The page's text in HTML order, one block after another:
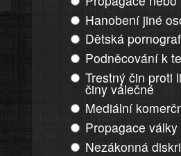
Hanobení jiné
Dětská
Podněcování k
Trestný čin proti
činy válečné
Mediální
Propagace
Nezákonná